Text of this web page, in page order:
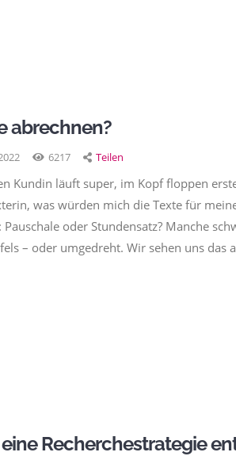
abrechnen?
6217 Teilen
Kundin läuft super, im Kopf floppen
was würden mich die Texte für
oder Stundensatz? Manche
– oder umgedreht. Wir sehen uns das
Recherchestrategie